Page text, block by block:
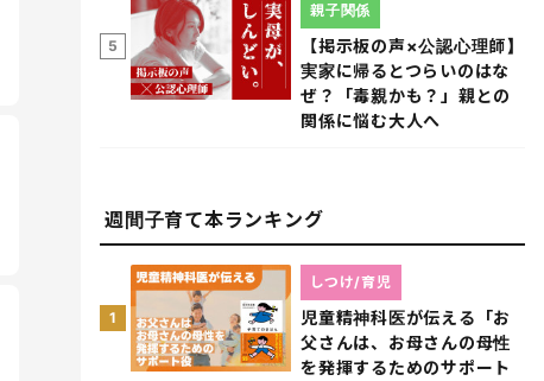
5
【掲示板の声×公認心理師】
実家に帰るとつらいのはな
ぜ？「毒親かも？」親との
関係に悩む大人へ
親子関係
週間子育て本ランキング
1
児童精神科医が伝える「お
父さんは、お母さんの母性
を発揮するためのサポート
しつけ/育児